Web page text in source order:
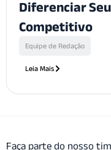
Diferenciar
Competitivo
Equipe de Redação
Leia Mais
Faça parte do nosso